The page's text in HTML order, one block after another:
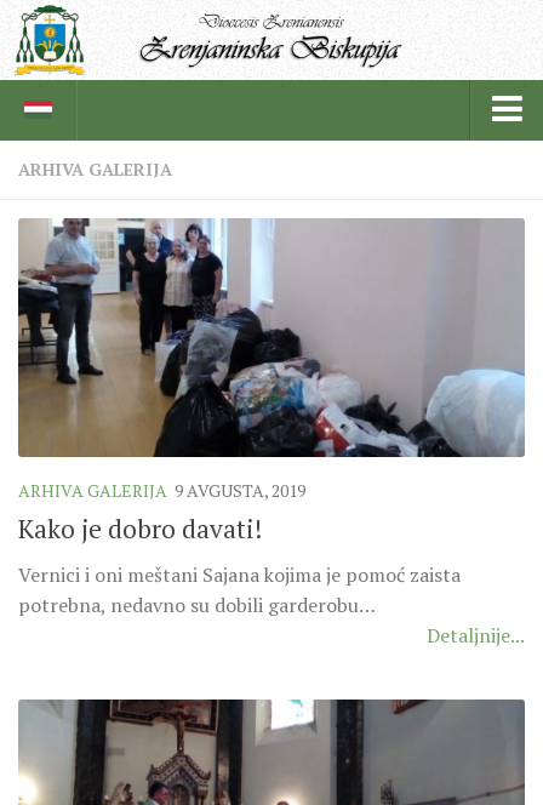
BISKUPSKI ORDINARIJAT
ISTORIJAT
CRKVENE INSTITUCIJE
SVEŠTENICI
IN MEMORIAM
ŽUPE
SEVERNI DEKANAT
SREDNJI DEKANAT
ARHIVA GALERIJA
SINODA
DEKRET
ARHIVA GALERIJA
ARHIVA GALERIJA 9 AVGUSTA, 2019
Kako je dobro davati!
Vernici i oni meštani Sajana kojima je pomoć zaista
potrebna, nedavno su dobili garderobu…
Detaljnije...